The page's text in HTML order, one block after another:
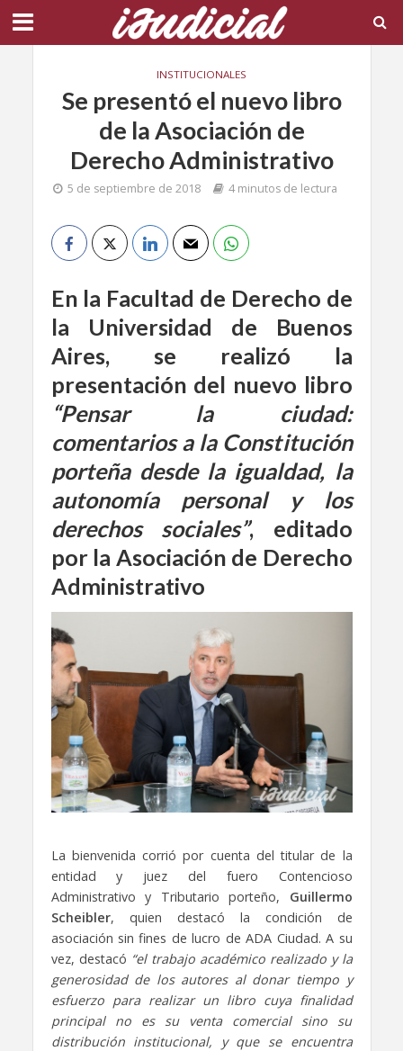
INSTITUCIONALES
Se presentó el nuevo libro
de la Asociación de
Derecho Administrativo
5 de septiembre de 2018 4 minutos de lectura
En la Facultad de Derecho de
la Universidad de Buenos
Aires, se realizó la
presentación del nuevo libro
“Pensar la ciudad:
comentarios a la Constitución
porteña desde la igualdad, la
autonomía personal y los
derechos sociales”, editado
por la Asociación de Derecho
Administrativo
La bienvenida corrió por cuenta del titular de la
entidad y juez del fuero Contencioso
Administrativo y Tributario porteño, Guillermo
Scheibler, quien destacó la condición de
asociación sin fines de lucro de ADA Ciudad. A su
vez, destacó “el trabajo académico realizado y la
generosidad de los autores al donar tiempo y
esfuerzo para realizar un libro cuya finalidad
principal no es su venta comercial sino su
distribución institucional, y que se encuentra